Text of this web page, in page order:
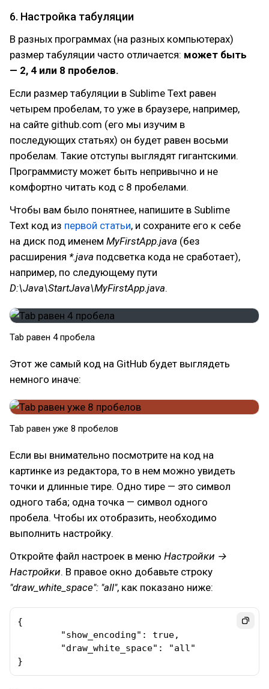
6. Настройка табуляции
В разных программах (на разных компьютерах)
размер табуляции часто отличается: может быть
— 2, 4 или 8 пробелов.
Если размер табуляции в Sublime Text равен
четырем пробелам, то уже в браузере, например,
на сайте github.com (его мы изучим в
последующих статьях) он будет равен восьми
пробелам. Такие отступы выглядят гигантскими.
Программисту может быть непривычно и не
комфортно читать код с 8 пробелами.
Чтобы вам было понятнее, напишите в Sublime
Text код из первой статьи, и сохраните его к себе
на диск под именем MyFirstApp.java (без
расширения *.java подсветка кода не сработает),
например, по следующему пути
D:\Java\StartJava\MyFirstApp.java.
Tab равен 4 пробела
Этот же самый код на GitHub будет выглядеть
немного иначе:
Tab равен уже 8 пробелов
Если вы внимательно посмотрите на код на
картинке из редактора, то в нем можно увидеть
точки и длинные тире. Одно тире — это символ
одного таба; одна точка — символ одного
пробела. Чтобы их отобразить, необходимо
выполнить настройку.
Откройте файл настроек в меню Настройки →
Настройки. В правое окно добавьте строку
"draw_white_space": "all", как показано ниже:
{
        "show_encoding": true,
        "draw_white_space": "all"
}